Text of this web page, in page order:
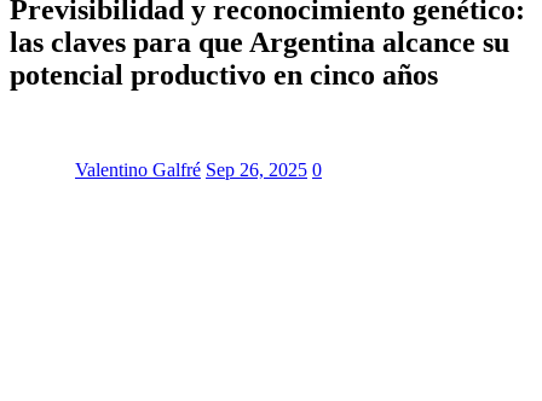
Previsibilidad y reconocimiento genético:
las claves para que Argentina alcance su
potencial productivo en cinco años
Valentino Galfré Sep 26, 2025 0